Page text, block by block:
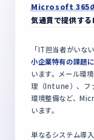
Microsoft 365の
気通貫で提供する
「IT担当者がいな
小企業特有の課題
います。メール環
理（Intune）、フ
環境整備など、
います。
単なるシステム導入